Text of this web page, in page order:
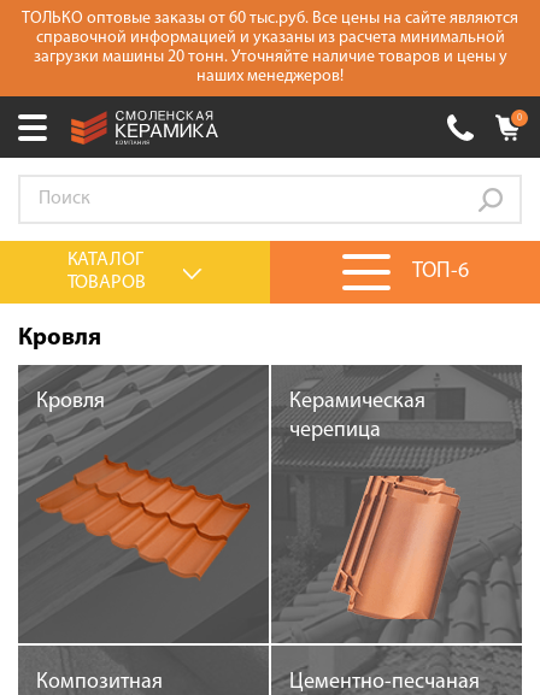
ТОЛЬКО оптовые заказы от 60 тыс.руб. Все цены на сайте являются
справочной информацией и указаны из расчета минимальной
загрузки машины 20 тонн. Уточняйте наличие товаров и цены у
наших менеджеров!
Выберите ваш город:
+7 (930) 305-85-90
0 товаров на сумму0.00руб.
Акции
О компании
Калькулятор
Сервис
Галерея объектов
0
ТОП-6
КАТАЛОГ
ТОВАРОВ
Кровля
Кровля
Керамическая
черепица
Композитная
Цементно-песчаная